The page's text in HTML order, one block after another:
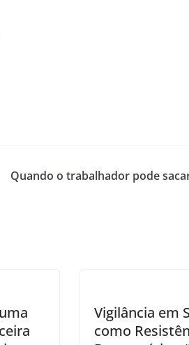
Quando o trabalhador pode sacar
Vigilância em
como